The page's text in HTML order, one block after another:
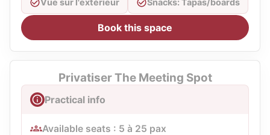
Vue sur l'extérieur Snacks: Tapas/boards
Book this space
Privatiser The Meeting Spot
Practical info
Available seats : 5 à 25 pax